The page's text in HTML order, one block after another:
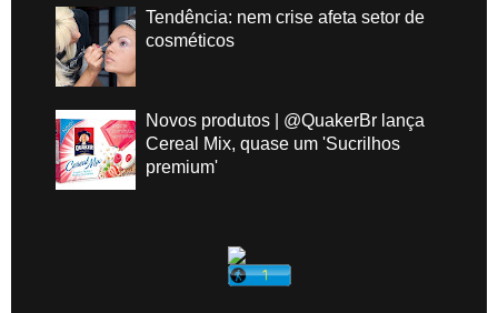
Tendência: nem crise afeta setor de
cosméticos
Novos produtos | @QuakerBr lança
Cereal Mix, quase um 'Sucrilhos
premium'